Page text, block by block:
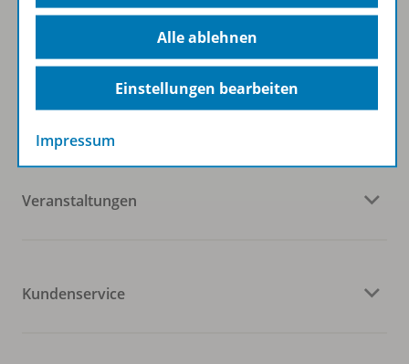
Westermann Gruppe
Veranstaltungen
Kundenservice
Alle ablehnen
Einstellungen bearbeiten
Impressum